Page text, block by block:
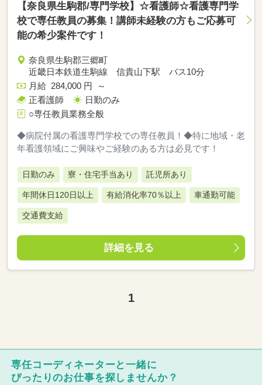
【奈良県生駒郡/専門学校】☆看護師☆看護専門学
校で専任教員の募集！講師未経験の方もご応募可
能の希少案件です！
奈良県生駒郡三郷町
近畿日本鉄道生駒線 信貴山下駅 バス10分
月給 284,000 円 ～
正看護師
日勤のみ
○専任教員業務全般
◆病院付属の看護専門学校での専任教員！◆特に地域・老
年看護領域にご興味やご経験のある方は必見です！
日勤のみ 寮・住宅手当あり 託児所あり
年間休日120日以上 有給消化率70％以上 車通勤可能
交通費支給
詳細を見る
1
専任コーディネーターと一緒に
ぴったりのお仕事を探しませんか？